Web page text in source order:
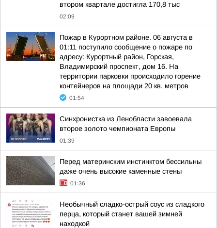
втором квартале достигла 170,8 тыс
02:09
Пожар в Курортном районе. 06 августа в
01:11 поступило сообщение о пожаре по
адресу: Курортный район, Горская,
Владимирский проспект, дом 16. На
территории парковки происходило горение
контейнеров на площади 20 кв. метров
01:54
Синхронистка из Ленобласти завоевала
второе золото чемпионата Европы
01:39
Перед материнским инстинктом бессильны
даже очень высокие каменные стены
01:36
Необычный сладко-острый соус из сладкого
перца, который станет вашей зимней
находкой